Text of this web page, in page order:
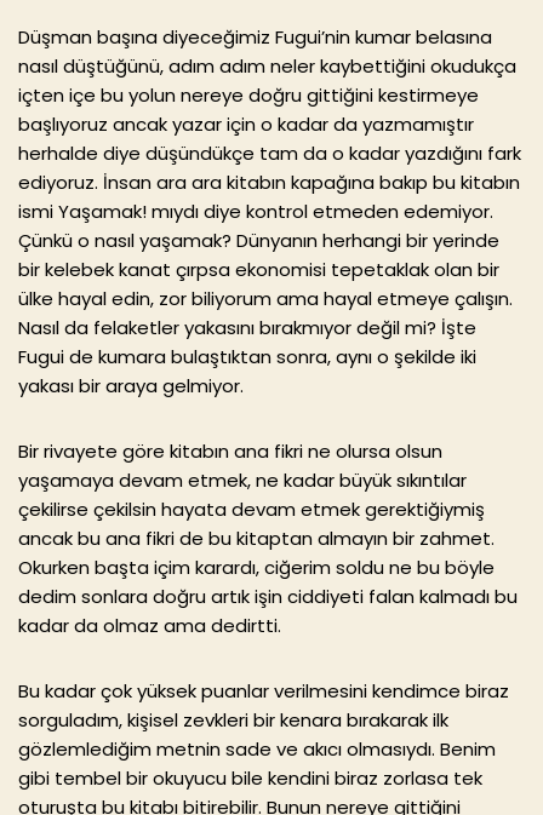
Düşman başına diyeceğimiz Fugui’nin kumar belasına
nasıl düştüğünü, adım adım neler kaybettiğini okudukça
içten içe bu yolun nereye doğru gittiğini kestirmeye
başlıyoruz ancak yazar için o kadar da yazmamıştır
herhalde diye düşündükçe tam da o kadar yazdığını fark
ediyoruz. İnsan ara ara kitabın kapağına bakıp bu kitabın
ismi Yaşamak! mıydı diye kontrol etmeden edemiyor.
Çünkü o nasıl yaşamak? Dünyanın herhangi bir yerinde
bir kelebek kanat çırpsa ekonomisi tepetaklak olan bir
ülke hayal edin, zor biliyorum ama hayal etmeye çalışın.
Nasıl da felaketler yakasını bırakmıyor değil mi? İşte
Fugui de kumara bulaştıktan sonra, aynı o şekilde iki
yakası bir araya gelmiyor.
Bir rivayete göre kitabın ana fikri ne olursa olsun
yaşamaya devam etmek, ne kadar büyük sıkıntılar
çekilirse çekilsin hayata devam etmek gerektiğiymiş
ancak bu ana fikri de bu kitaptan almayın bir zahmet.
Okurken başta içim karardı, ciğerim soldu ne bu böyle
dedim sonlara doğru artık işin ciddiyeti falan kalmadı bu
kadar da olmaz ama dedirtti.
Bu kadar çok yüksek puanlar verilmesini kendimce biraz
sorguladım, kişisel zevkleri bir kenara bırakarak ilk
gözlemlediğim metnin sade ve akıcı olmasıydı. Benim
gibi tembel bir okuyucu bile kendini biraz zorlasa tek
oturuşta bu kitabı bitirebilir. Bunun nereye gittiğini